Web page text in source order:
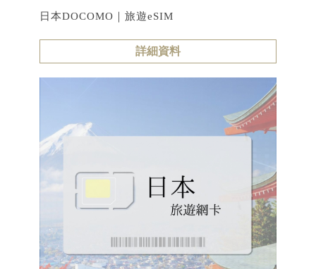
日本DOCOMO｜旅遊eSIM
詳細資料